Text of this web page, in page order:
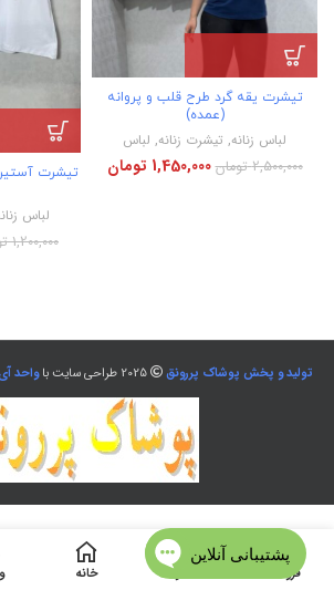
تیشرت یقه گرد طرح قلب و پروانه
(عمده)
لباس زنانه, تیشرت زنانه, لباس
2,500,000 تومان 1,450,000 تومان
تیشرت
لباس
1,200,000
تولید و پخش پوشاک پررونق 2025 طراحی سایت با واحد
فروشگاه خانه